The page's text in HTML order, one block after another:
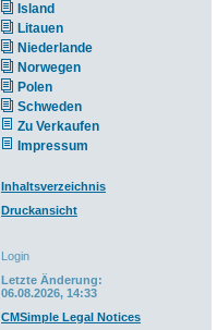
Island
Litauen
Niederlande
Norwegen
Polen
Schweden
Zu Verkaufen
Impressum
Inhaltsverzeichnis
Druckansicht
Login
Letzte Änderung:
06.08.2026, 14:33
CMSimple Legal Notices